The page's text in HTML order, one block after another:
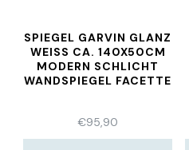
SPIEGEL GARVIN GLANZ
WEISS CA. 140X50CM
MODERN SCHLICHT
WANDSPIEGEL FACETTE
€95,90